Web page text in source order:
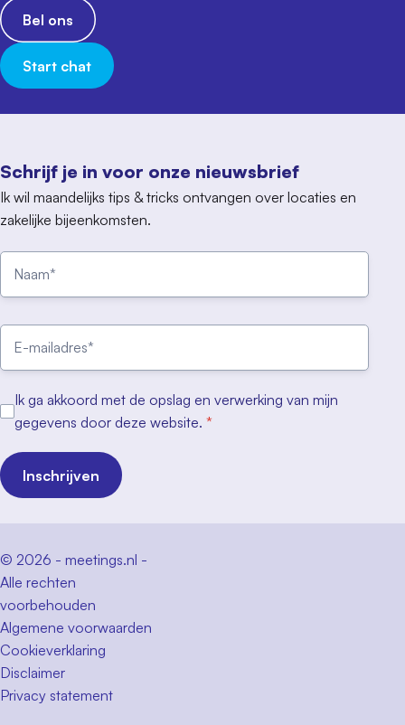
Schrijf je in voor onze nieuwsbrief
Ik wil maandelijks tips & tricks ontvangen over locaties en
zakelijke bijeenkomsten.
Ik ga akkoord met de opslag en verwerking van mijn
gegevens door deze website. *
Inschrijven
Bel ons
Start chat
© 2026 - meetings.nl -
Alle rechten
voorbehouden
Algemene voorwaarden
Cookieverklaring
Disclaimer
Privacy statement